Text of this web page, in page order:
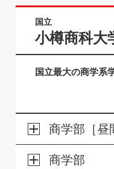
国立
小樽商科大
国立最大の商学系
商学部［昼
商学部